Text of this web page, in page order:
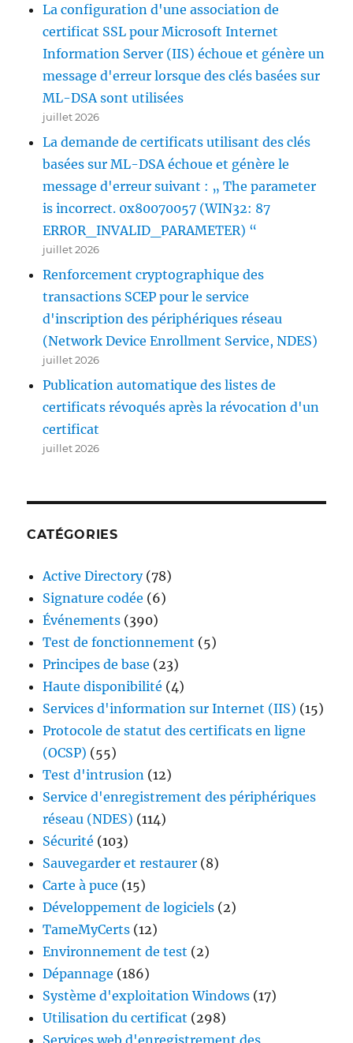
La configuration d'une association de
certificat SSL pour Microsoft Internet
Information Server (IIS) échoue et génère un
message d'erreur lorsque des clés basées sur
ML-DSA sont utilisées
juillet 2026
La demande de certificats utilisant des clés
basées sur ML-DSA échoue et génère le
message d'erreur suivant : „ The parameter
is incorrect. 0x80070057 (WIN32: 87
ERROR_INVALID_PARAMETER) “
juillet 2026
Renforcement cryptographique des
transactions SCEP pour le service
d'inscription des périphériques réseau
(Network Device Enrollment Service, NDES)
juillet 2026
Publication automatique des listes de
certificats révoqués après la révocation d'un
certificat
juillet 2026
CATÉGORIES
Active Directory(78)
Signature codée (6)
Événements (390)
Test de fonctionnement (5)
Principes de base (23)
Haute disponibilité (4)
Services d'information sur Internet (IIS) (15)
Protocole de statut des certificats en ligne
(OCSP) (55)
Test d'intrusion (12)
Service d'enregistrement des périphériques
réseau (NDES) (114)
Sécurité (103)
Sauvegarder et restaurer (8)
Carte à puce (15)
Développement de logiciels (2)
TameMyCerts (12)
Environnement de test (2)
Dépannage (186)
Système d'exploitation Windows (17)
Utilisation du certificat (298)
Services web d'enregistrement des